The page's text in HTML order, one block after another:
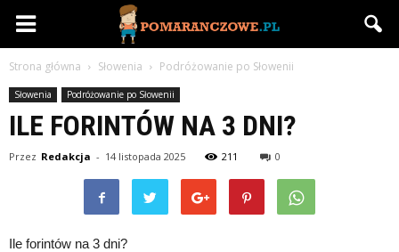
Pomaranczowe.pl
Strona główna Słowenia Podróżowanie po Słowenii
Słowenia Podróżowanie po Słowenii
ILE FORINTÓW NA 3 DNI?
Przez Redakcja - 14 listopada 2025 211 0
Ile forintów na 3 dni?